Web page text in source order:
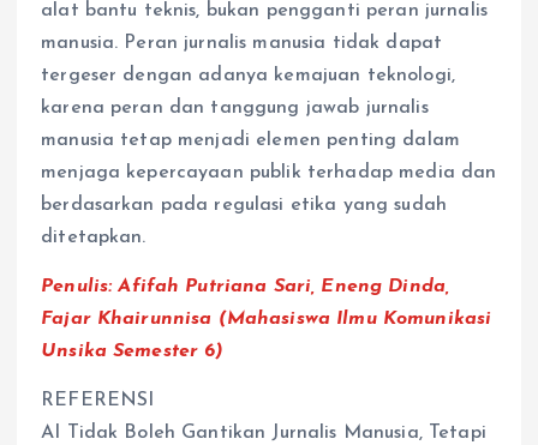
alat bantu teknis, bukan pengganti peran jurnalis
manusia. Peran jurnalis manusia tidak dapat
tergeser dengan adanya kemajuan teknologi,
karena peran dan tanggung jawab jurnalis
manusia tetap menjadi elemen penting dalam
menjaga kepercayaan publik terhadap media dan
berdasarkan pada regulasi etika yang sudah
ditetapkan.
Penulis: Afifah Putriana Sari, Eneng Dinda,
Fajar Khairunnisa (Mahasiswa Ilmu Komunikasi
Unsika Semester 6)
REFERENSI
AI Tidak Boleh Gantikan Jurnalis Manusia, Tetapi